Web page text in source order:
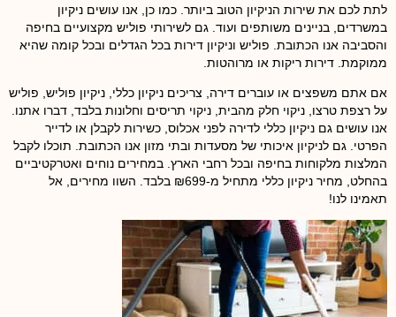
לתת לכם את שירות הניקיון הטוב ביותר. כמו כן, אנו עושים ניקיון
במשרדים, בניינים משותפים ועוד. גם לשירותי פוליש מקצועיים בחיפה
והסביבה אנו הכתובת. פוליש וניקיון דירות בכל הגדלים ובכל קומה שהיא
ממוקמת. דירות ריקות או מרוהטות.
אם אתם משפצים או עוברים דירה, צריכים ניקיון כללי, ניקיון פוליש, פוליש
על רצפת טרצו, ניקוי חלק מהבית, ניקוי תריסים וחלונות בלבד, דברו אתנו.
אנו עושים גם ניקיון כללי לדירה לפני אכלוס, כשירות לקבלן או לדייר
הפרטי. גם לניקיון איכותי של מסעדות ובתי מזון אנו הכתובת. תוכלו לקבל
המלצות מלקוחות בחיפה ובכל רחבי הארץ. במחירים נוחים ואטרקטיביים
בהחלט, מחיר ניקיון כללי מתחיל מ-₪699 בלבד. השוו מחירים, אל
תאמינו לנו!